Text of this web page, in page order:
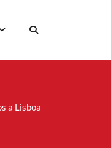
a Lisboa